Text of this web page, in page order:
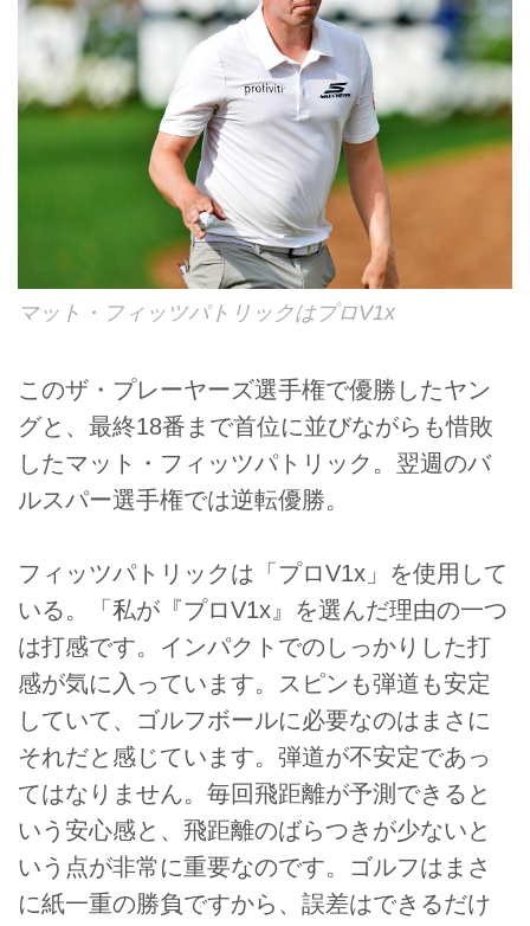
マット・フィッツパトリックはプロV1x
このザ・プレーヤーズ選手権で優勝したヤン
グと、最終18番まで首位に並びながらも惜敗
したマット・フィッツパトリック。翌週のバ
ルスパー選手権では逆転優勝。
フィッツパトリックは「プロV1x」を使用して
いる。「私が『プロV1x』を選んだ理由の一つ
は打感です。インパクトでのしっかりした打
感が気に入っています。スピンも弾道も安定
していて、ゴルフボールに必要なのはまさに
それだと感じています。弾道が不安定であっ
てはなりません。毎回飛距離が予測できると
いう安心感と、飛距離のばらつきが少ないと
いう点が非常に重要なのです。ゴルフはまさ
に紙一重の勝負ですから、誤差はできるだけ